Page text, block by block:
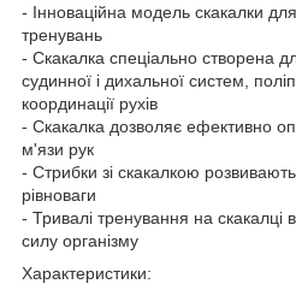
- Інноваційна модель скакалки
тренувань
- Скакалка спеціально створена
судинної і дихальної систем,
координації рухів
- Скакалка дозволяє ефективно
м'язи рук
- Стрибки зі скакалкою розвивають
рівноваги
- Тривалі тренування на скакалці
силу організму
Характеристики: